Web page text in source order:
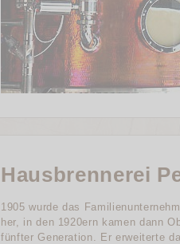
Hausbrennerei
1905 wurde das
her, in den 1920ern kamen dann
fünfter Generation. Er erweiterte